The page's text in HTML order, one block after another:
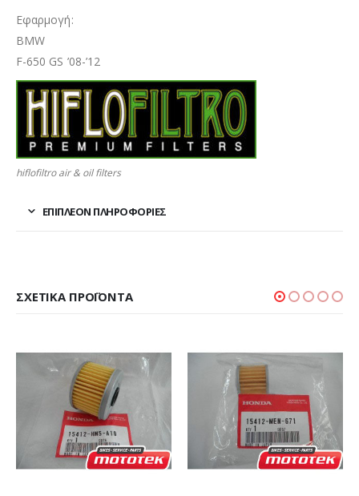
Εφαρμογή:
BMW
F-650 GS ’08-’12
hiflofiltro air & oil filters
ΕΠΙΠΛΈΟΝ ΠΛΗΡΟΦΟΡΊΕΣ
ΣΧΕΤΙΚΆ ΠΡΟΪΌΝΤΑ
ΣΎΣΤΗΜΑ ΛΊΠΑΝΣΗΣ